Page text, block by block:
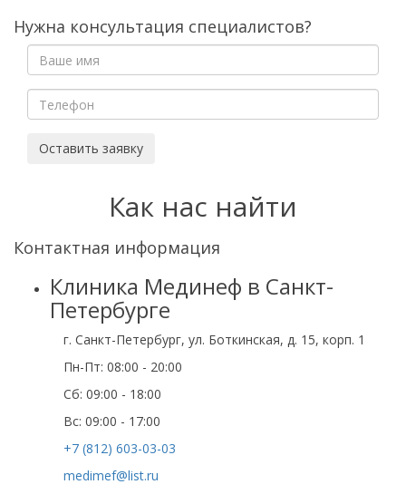
Нужна консультация специалистов?
Оставить заявку
Как нас найти
Контактная информация
Клиника Мединеф в Санкт-
Петербурге
г. Санкт-Петербург, ул. Боткинская, д. 15, корп. 1
Пн-Пт: 08:00 - 20:00
Cб: 09:00 - 18:00
Вс: 09:00 - 17:00
+7 (812) 603-03-03
medimef@list.ru